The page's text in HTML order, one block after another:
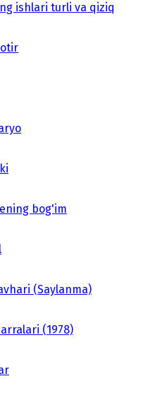
ishlari turli va qiziq
bog'im
(Saylanma)
(1978)